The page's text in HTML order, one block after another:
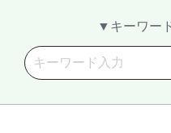
▼キーワー